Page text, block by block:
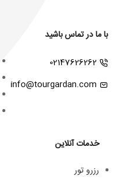
با ما در تماس باشید
02147626262
info@tourgardan.com
خدمات آنلاین
رزرو تور